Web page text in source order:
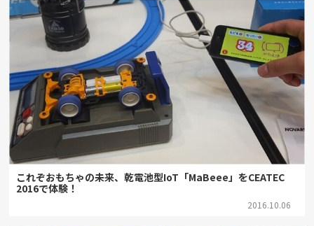
これぞおもちゃの未来、乾電池型IoT「MaBeee」をCEATEC
2016で体験！
2016.10.06